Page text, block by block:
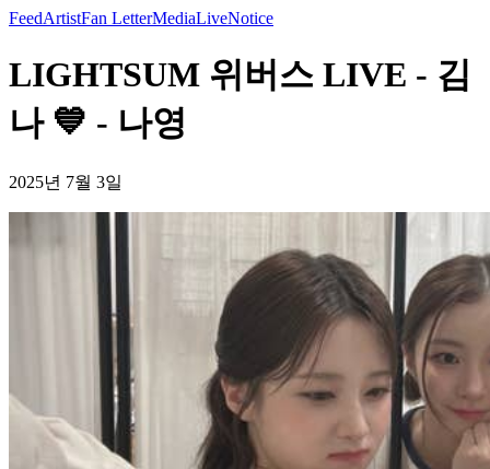
FeedArtistFan LetterMediaLiveNotice
LIGHTSUM 위버스 LIVE - 김
나 💙 - 나영
2025년 7월 3일